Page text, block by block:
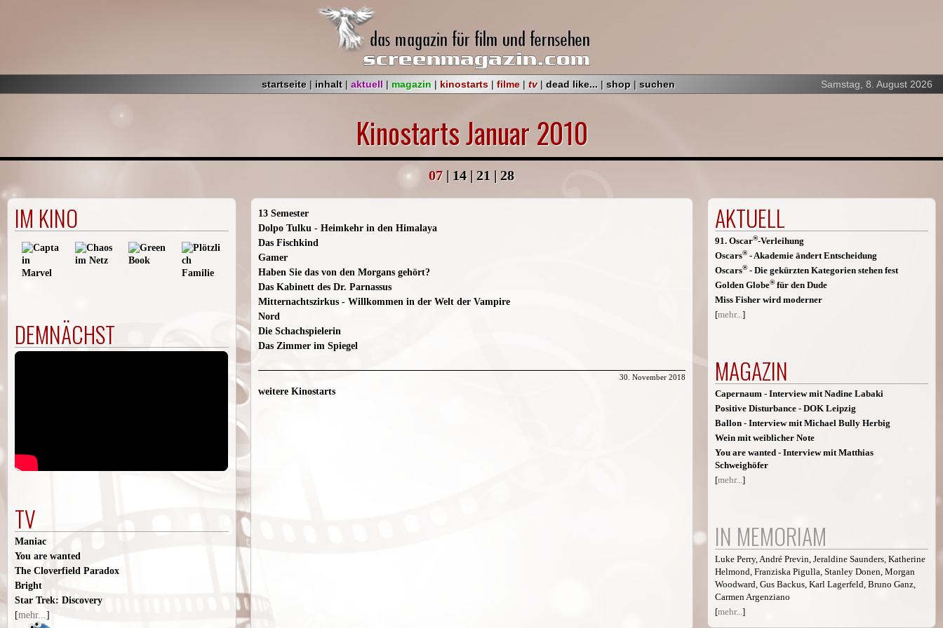
startseite| inhalt| aktuell| magazin| kinostarts| filme| tv| dead like... | shop| suchen Samstag, 8. August 2026
Kinostarts Januar 2010
07| 14| 21 | 28
13 Semester
Dolpo Tulku - Heimkehr in den Himalaya
Das Fischkind
Gamer
Haben Sie das von den Morgans gehört?
Das Kabinett des Dr. Parnassus
Mitternachtszirkus - Willkommen in der Welt der Vampire
Nord
Die Schachspielerin
Das Zimmer im Spiegel
30. November 2018
weitere Kinostarts
AKTUELL
91. Oscar®-Verleihung
Oscars®- Akademie ändert Entscheidung
Oscars®- Die gekürzten Kategorien stehen fest
Golden Globe®für den Dude
Miss Fisher wird moderner
[mehr...]
MAGAZIN
Capernaum - Interview mit Nadine Labaki
Positive Disturbance - DOK Leipzig
Ballon - Interview mit Michael Bully Herbig
Wein mit weiblicher Note
You are wanted - Interview mit Matthias
Schweighöfer
[mehr...]
IN MEMORIAM
Luke Perry, André Previn, Jeraldine Saunders, Katherine
Helmond, Franziska Pigulla, Stanley Donen, Morgan
Woodward, Gus Backus, Karl Lagerfeld, Bruno Ganz,
Carmen Argenziano
[mehr...]
IM KINO
DEMNÄCHST
TV
Maniac
You are wanted
The Cloverfield Paradox
Bright
Star Trek: Discovery
[mehr...]